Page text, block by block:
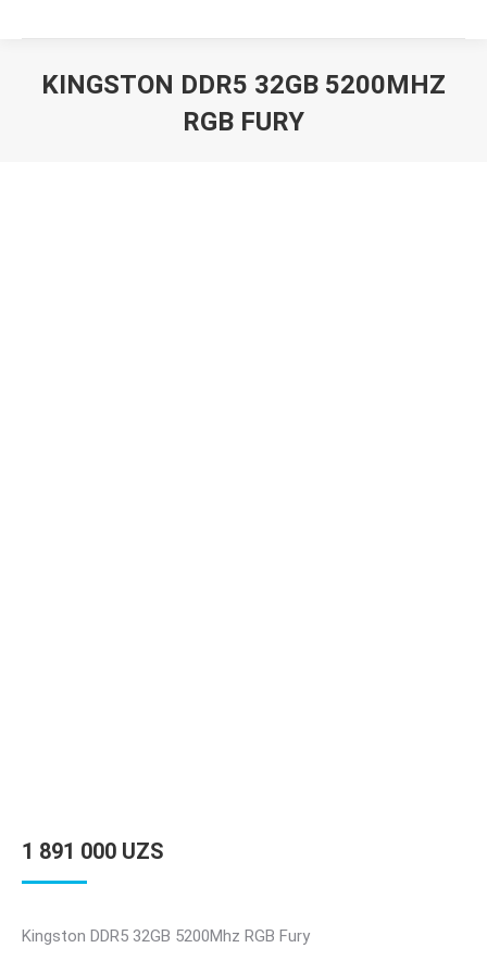
KINGSTON DDR5 32GB 5200MHZ
RGB FURY
1 891 000 UZS
Kingston DDR5 32GB 5200Mhz RGB Fury